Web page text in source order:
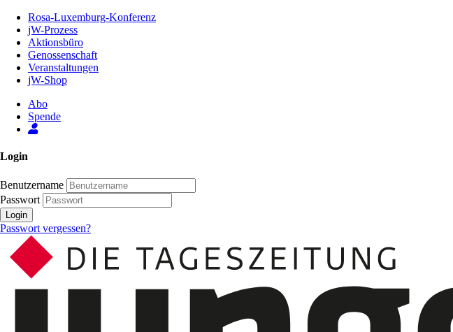
Inhalt
Seite
Rosa-Luxemburg-Konferenz
jW-Prozess
Aktionsbüro
Genossenschaft
Veranstaltungen
jW-Shop
Abo
Spende
Login
Benutzername
Passwort
Login
Passwort vergessen?